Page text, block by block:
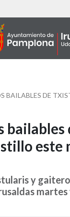
BAILABLES DE
este
y
martes